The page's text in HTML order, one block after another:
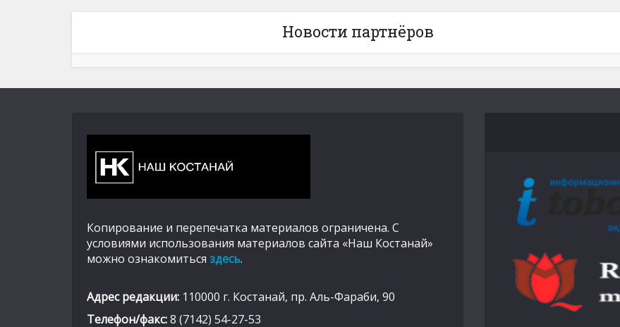
Новости партнёров
Копирование и перепечатка материалов ограничена. С
условиями использования материалов сайта «Наш Костанай»
можно ознакомиться здесь.
Адрес редакции: 110000 г. Костанай, пр. Аль-Фараби, 90
Телефон/факс:8 (7142) 54-27-53